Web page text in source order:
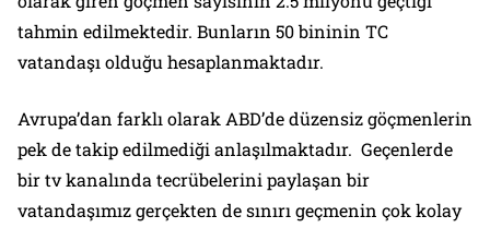
tahmin edilmektedir. Bunların 50 bininin TC
vatandaşı olduğu hesaplanmaktadır.
Avrupa’dan farklı olarak ABD’de düzensiz göçmenlerin
pek de takip edilmediği anlaşılmaktadır. Geçenlerde
bir tv kanalında tecrübelerini paylaşan bir
vatandaşımız gerçekten de sınırı geçmenin çok kolay